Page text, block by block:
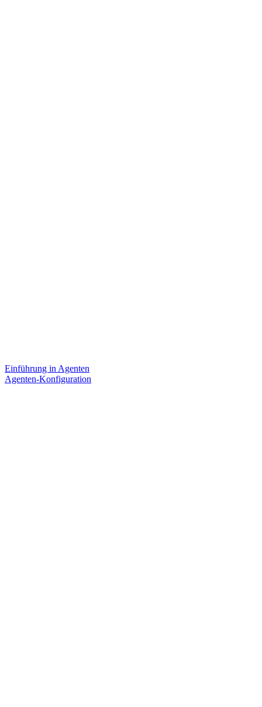
Einführung in Agenten
Agenten-Konfiguration